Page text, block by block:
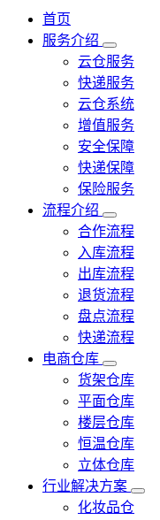
首页
服务介绍
云仓服务
快递服务
云仓系统
增值服务
安全保障
快递保障
保险服务
流程介绍
合作流程
入库流程
出库流程
退货流程
盘点流程
快递流程
电商仓库
货架仓库
平面仓库
楼层仓库
恒温仓库
立体仓库
行业解决方案
化妆品仓